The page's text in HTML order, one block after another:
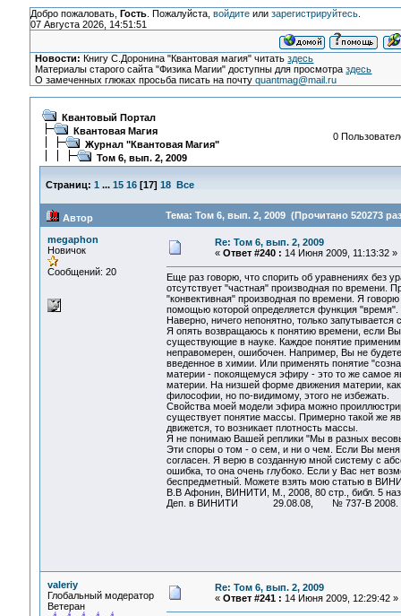
Добро пожаловать, Гость. Пожалуйста, войдитеили зарегистрируйтесь.
07 Августа 2026, 14:51:51
Новости: Книгу С.Доронина "Квантовая магия" читатьздесь
Материалы старого сайта "Физика Магии" доступны для просмотраздесь
О замеченных глюках просьба писать на почтуquantmag@mail.ru
Квантовый Портал
Квантовая Магия
Журнал "Квантовая Магия"
Том 6, вып. 2, 2009
0
Страниц: 1 ... 15 16[17] 18 Все
Автор Тема: Том 6, вып. 2, 2009 (Прочитано 520273
megaphon
Новичок
Сообщений: 20
Re: Том 6, вып. 2, 2009
« Ответ #240 : 14 Июня 2009, 11:13:32 »
Еще раз говорю, что спорить об уравнениях без
отсутствует "частная" производная по времени.
"конвективная" производная по времени. Я
помощью которой определяется функция "время".
Наверно, ничего непонятно, только запутывается
Я опять возвращаюсь к понятию времени, если
существующие в науке. Каждое понятие
неправомерен, ошибочен. Например, Вы не будете
введенное в химии. Или применять понятие
материи - покоящемуся эфиру - это то же самое
материи. На низшей форме движения материи,
философии, но по-видимому, этого не избежать.
Свойства моей модели эфира можно
существует понятие массы. Примерно такой же
движется, то возникает плотность массы.
Я не понимаю Вашей реплики "Мы в разных
Эти споры о том - о сем, и ни о чем. Если Вы меня
согласен. Я верю в созданную мной систему с
ошибка, то она очень глубоко. Если у Вас нет
беспредметный. Можете взять мою статью в
В.В Афонин, ВИНИТИ, М., 2008, 80 стр., библ. 5
Деп. в ВИНИТИ 29.08.08, № 737-В 2008. Но,
valeriy
Глобальный модератор
Ветеран
Re: Том 6, вып. 2, 2009
« Ответ #241 : 14 Июня 2009, 12:29:42 »